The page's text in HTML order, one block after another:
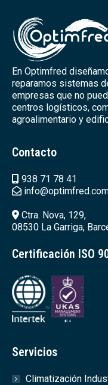
En Optimfred
reparamos sistemas
empresas que no
centros logísticos,
agroalimentario y
Contacto
938 71 78 41
Ctra. Nova, 129,
08530 La Garriga,
Certificación ISO
Servicios
Climatización